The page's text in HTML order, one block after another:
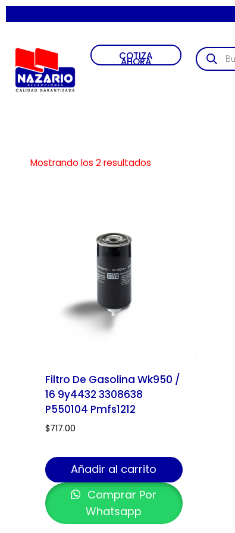
COTIZA
AHORA
Mostrando los 2 resultados
Filtro De Gasolina Wk950 /
16 9y4432 3308638
P550104 Pmfs1212
$717.00
Añadir al carrito
Comprar Por
Whatsapp